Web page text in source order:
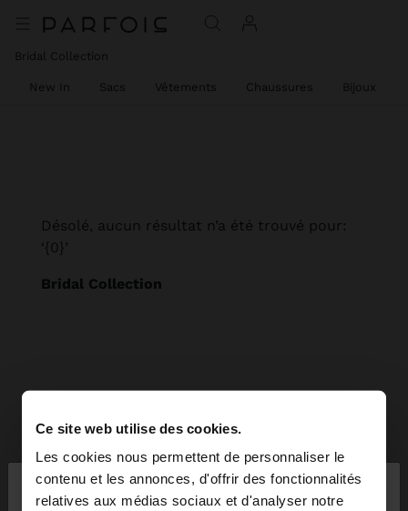
Ce site web utilise des cookies.
Les cookies nous permettent de personnaliser le
contenu et les annonces, d'offrir des fonctionnalités
relatives aux médias sociaux et d'analyser notre
bonjour ×
Bridal Collection
New In Sacs Vêtements Chaussures Bijoux
Désolé, aucun résultat n’a été trouvé pour:
‘{0}’
Bridal Collection
Parfois bridal collection